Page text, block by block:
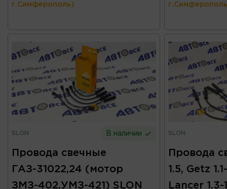
г.Симферополь)
SLON В наличии
Провода свечные
ГАЗ-31022,24 (мотор
ЗМЗ-402,УМЗ-421) SLON
SLON
Провода
1.5, Getz
Lancer 1.3-